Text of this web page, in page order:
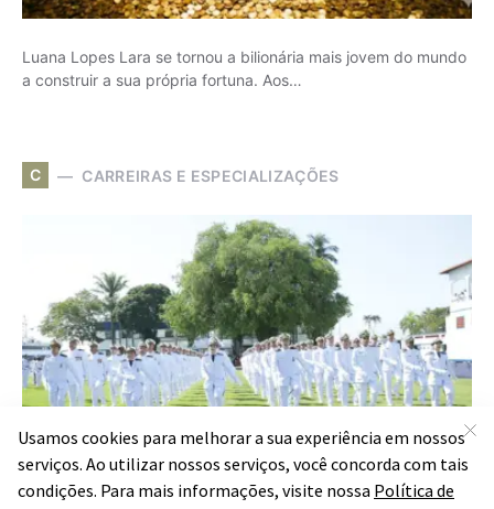
Luana Lopes Lara se tornou a bilionária mais jovem do mundo
a construir a sua própria fortuna. Aos…
C CARREIRAS E ESPECIALIZAÇÕES